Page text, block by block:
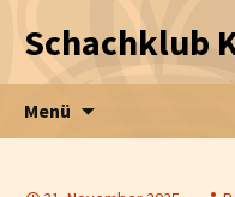
Schachklub
Menü